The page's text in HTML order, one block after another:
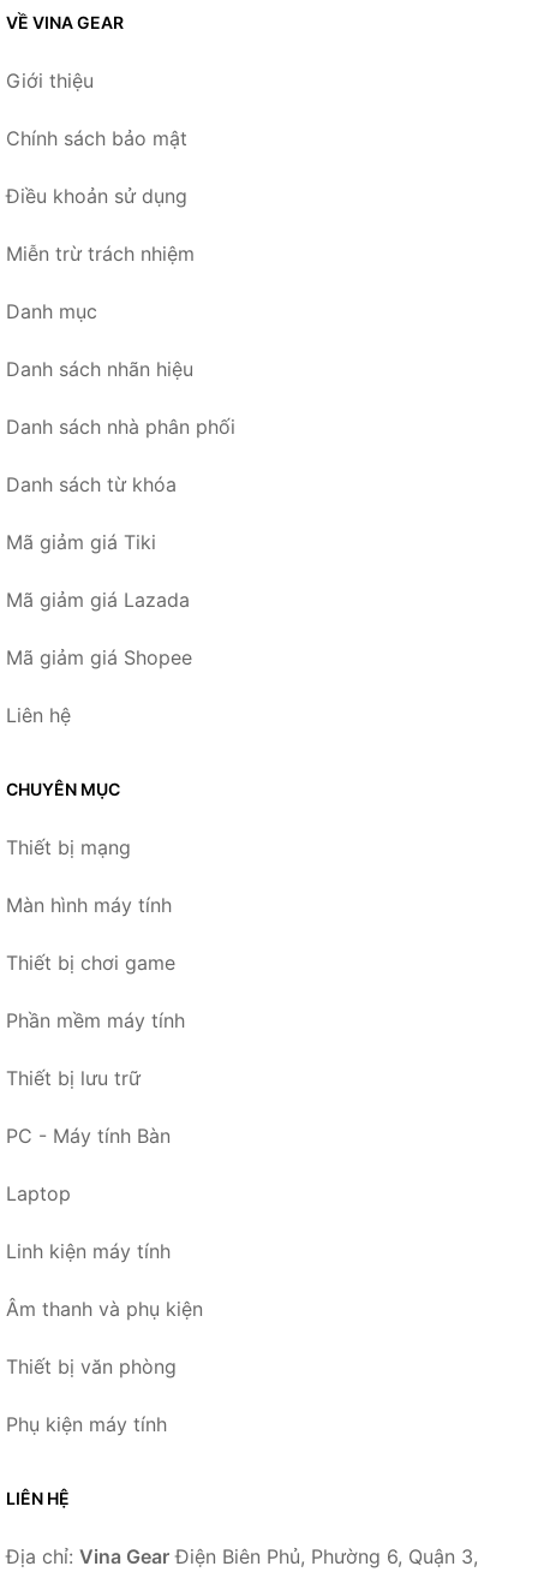
VỀ VINA GEAR
Giới thiệu
Chính sách bảo mật
Điều khoản sử dụng
Miễn trừ trách nhiệm
Danh mục
Danh sách nhãn hiệu
Danh sách nhà phân phối
Danh sách từ khóa
Mã giảm giá Tiki
Mã giảm giá Lazada
Mã giảm giá Shopee
Liên hệ
CHUYÊN MỤC
Thiết bị mạng
Màn hình máy tính
Thiết bị chơi game
Phần mềm máy tính
Thiết bị lưu trữ
PC - Máy tính Bàn
Laptop
Linh kiện máy tính
Âm thanh và phụ kiện
Thiết bị văn phòng
Phụ kiện máy tính
LIÊN HỆ
Địa chỉ: Vina Gear Điện Biên Phủ, Phường 6, Quận 3,